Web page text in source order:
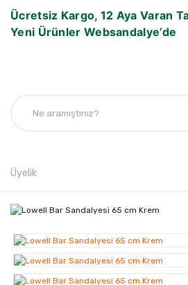
Ücretsiz Kargo, 12 Aya Varan
Yeni Ürünler Websandalye’de
Üyelik